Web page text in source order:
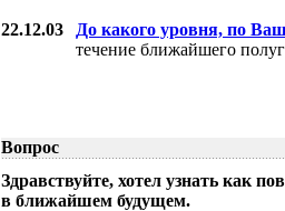
22.12.03
До какого уровня, по
течение ближайшего
Вопрос
Здравствуйте, хотел узнать как
в ближайшем будущем.